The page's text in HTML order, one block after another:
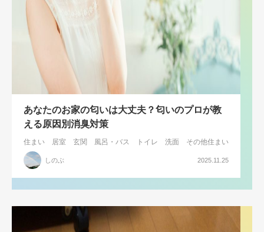
あなたのお家の匂いは大丈夫？匂いのプロが教
える原因別消臭対策
住まい 居室 玄関 風呂・バス トイレ 洗面 その他住まい
しのぶ 2025.11.25